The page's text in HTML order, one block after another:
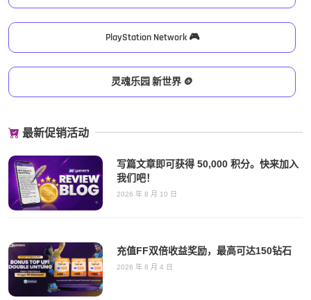
PlayStation Network 🎮
灵魂乐园 新世界 🪙
最新促销活动
写篇文章即可获得 50,000 积分。快来加入
我们吧！
2026 年 8 月 10 日
充值FF双倍收益奖励，最高可达150钻石
2026 年 8 月 4 日